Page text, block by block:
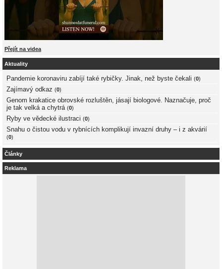
Přejít na videa
Aktuality
Pandemie koronaviru zabíjí také rybičky. Jinak, než byste čekali (0)
Zajímavý odkaz (0)
Genom krakatice obrovské rozluštěn, jásají biologové. Naznačuje, proč
je tak velká a chytrá (0)
Ryby ve vědecké ilustraci (0)
Snahu o čistou vodu v rybnících komplikují invazní druhy – i z akvárií
(0)
Články
Reklama